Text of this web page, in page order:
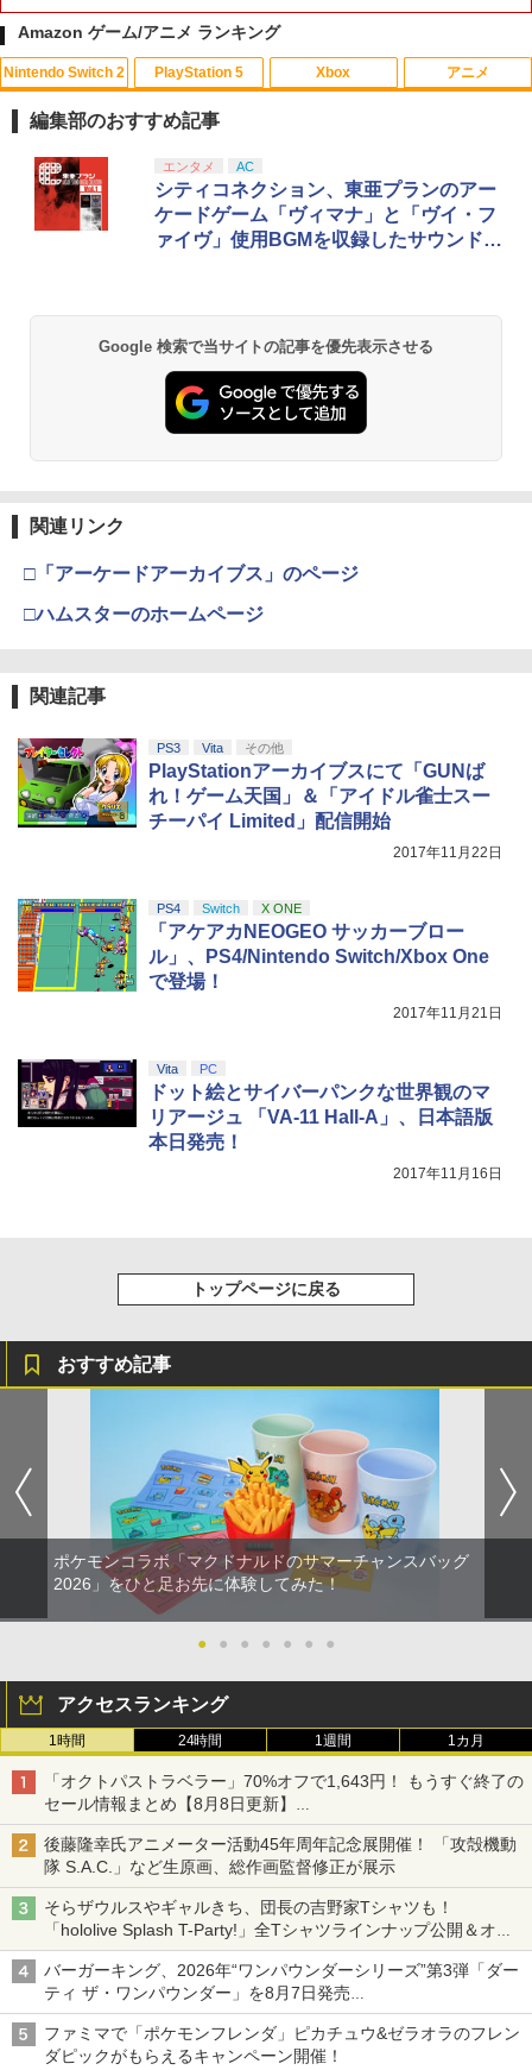
1
【中古】【Blu−ray】この世界の片隅
に ブックレット付 / 片渕須直【監督】
￥1,648
【送料無料】劇場版「鬼滅の刃」無限城
y】/アニメーション[Blu-ray]【返品種別
4
サマーウォーズ ブルーレイ blu-ray 劇場
5
シュタインズ・ゲート コンプリート シ
リーズ ブルーレイ 全話 Steins Gate : T
he Complete Series STEINS;GATE シ
ンズ ゲート ブルーレイ コンプリート シ
リーズ リージョン B
￥5,500
Amazon ゲーム/アニメ ランキング
Nintendo Switch 2
1
スプラトゥーン レイダース|オンライン
コード版
￥5,832
スプラトゥーン レイダース -Switch2
5
ニンテンドープリペイド番号 5000円|オ
ンラインコード版
PlayStation 5
1
PlayStation 5 デジタル・エディション
日本語専用 Console Language: Japan
ese only (CFI-2200B01)
￥55,000
Beast of Reincarnation -PS5 【特典】
プロダクトコード 封入
￥7,286
￥11,980
￥10,737
5
【純正品】DualSense ワイヤレスコン
Xbox
1
【純正品】Xbox ワイヤレス コントロー
ラー + USB-C® ケーブル
￥8,300
2
【純正品】Xbox ワイヤレス コントロー
ラー (ロボット ホワイト)
￥7,681
【純正品】Xbox ワイヤレス コントロー
4
【純正品】Xbox 充電式バッテリー + US
5
【国内正規品】Thrustmaster スラスト
マスター TH8S シフター - PC、PS4、P
S5、PS5 Pro、Xbox One、Xbox Serie
s X|S 対応の高精度 H パターン シフター
アニメ
1
劇場版「鬼滅の刃」無限城編 第一章 猗
窩座再来 通常版 [Blu-ray]
￥3,982
劇場版「鬼滅の刃」無限城編 第一章 猗
窩座再来 通常版 [DVD]
￥3,523
(オリジナル特典:オリジナル巾着＋メー
カー特典:【坤と離】二振りの剣、十翼よ
り来たる！スタジオ描き下ろしイラスト
ボード付) [Blu-ray]
4
劇場版「鬼滅の刃」無限城編 第一章 猗
窩座再来 完全生産限定版 [Blu-ray]
￥8,698
5
【Amazon.co.jp限定】劇場版モノノ怪
第三章 蛇神 (オリジナル特典:オリジナル
巾着＋メーカー特典:【坤と離】二振りの
剣、十翼より来たる！スタジオ描き下ろ
編集部のおすすめ記事
エンタメ AC
シティコネクション、東亜プランのアー
ケードゲーム「ヴィマナ」と「ヴイ・フ
ァイヴ」使用BGMを収録したサウンドト
Google 検索で当サイトの記事を優先表示させる
関連リンク
□「アーケードアーカイブス」のページ
□ハムスターのホームページ
関連記事
PS3 Vita その他
PlayStationアーカイブスにて「GUNば
れ！ゲーム天国」＆「アイドル雀士スー
チーパイ Limited」配信開始
2017年11月22日
PS4 Switch X ONE
「アケアカNEOGEO サッカーブロー
ル」、PS4/Nintendo Switch/Xbox One
で登場！
2017年11月21日
Vita PC
ドット絵とサイバーパンクな世界観のマ
リアージュ 「VA-11 Hall-A」、日本語版
本日発売！
2017年11月16日
トップページに戻る
おすすめ記事
ポケモンコラボ「マクドナルドのサマーチャンスバッグ
2026」をひと足お先に体験してみた！
● ● ● ● ● ● ●
アクセスランキング
1時間 24時間 1週間 1カ月
「オクトパストラベラー」70%オフで1,643円！ もうすぐ終了の
セール情報まとめ【8月8日更新】
ニンテンドーeショップでは「大神 絶景版」が67%オフで990円
後藤隆幸氏アニメーター活動45年周年記念展開催！ 「攻殻機動
隊 S.A.C.」など生原画、総作画監督修正が展示
そらザウルスやギャルきち、団長の吉野家Tシャツも！
「hololive Splash T-Party!」全Tシャツラインナップ公開＆オン
ライン販売開始
バーガーキング、2026年“ワンパウンダーシリーズ”第3弾「ダー
ティ ザ・ワンパウンダー」を8月7日発売
「特製ガーリックマヨソース」を使用した超大型チーズバーガー
ファミマで「ポケモンフレンダ」ピカチュウ&ゼラオラのフレン
ダピックがもらえるキャンペーン開催！